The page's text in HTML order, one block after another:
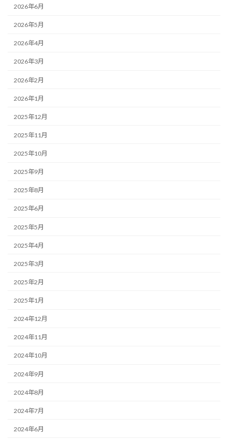
2026年6月
2026年5月
2026年4月
2026年3月
2026年2月
2026年1月
2025年12月
2025年11月
2025年10月
2025年9月
2025年8月
2025年6月
2025年5月
2025年4月
2025年3月
2025年2月
2025年1月
2024年12月
2024年11月
2024年10月
2024年9月
2024年8月
2024年7月
2024年6月